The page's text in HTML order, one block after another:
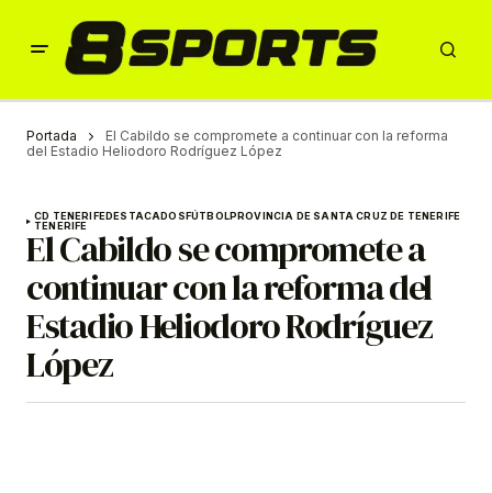
Portada
El Cabildo se compromete a continuar con la reforma
del Estadio Heliodoro Rodríguez López
CD TENERIFEDESTACADOSFÚTBOLPROVINCIA DE SANTA CRUZ DE TENERIFE
TENERIFE
El Cabildo se compromete a
continuar con la reforma del
Estadio Heliodoro Rodríguez
López